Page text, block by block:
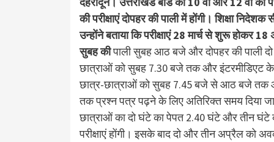
की परीक्षाएं दोपहर की पाली में होंगी। शिक्षा
उन्होंने बताया कि परीक्षाएं 28 मार्च से शुरू होकर
सुबह कीपाली सुबह आठ बजे और दोपहर की पाली
छात्राओं को सुबह 7.30 बजे तक और इंटरमीडिएट
छात्र-छात्राओं को सुबह 7.45 बजे से आठ बजे तक
तक प्रश्न पत्र पढ़ने के लिए अतिरिक्त समय दिया
छात्राओं का दो घंटे का पेपत 2.40 घंटे और तीन घंटे
परीक्षाएं होंगी। इसके बाद दो और तीन अप्रैल